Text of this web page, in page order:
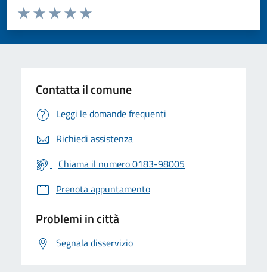
Valuta da 1 a 5 stelle la pagina
Valuta 5 stelle su 5
Valuta 4 stelle su 5
Valuta 3 stelle su 5
Valuta 2 stelle su 5
Valuta 1 stelle su 5
Contatta il comune
Leggi le domande frequenti
Richiedi assistenza
Chiama il numero 0183-98005
Prenota appuntamento
Problemi in città
Segnala disservizio